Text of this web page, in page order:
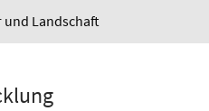
Landschaft